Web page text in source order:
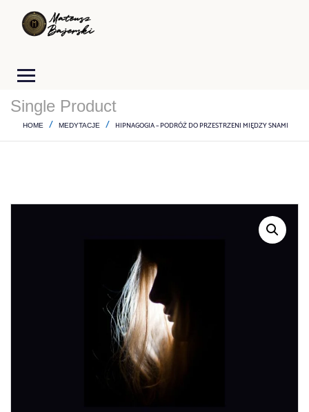
Single Product
HOME MEDYTACJE HIPNAGOGIA – PODRÓŻ DO PRZESTRZENI MIĘDZY SNAMI